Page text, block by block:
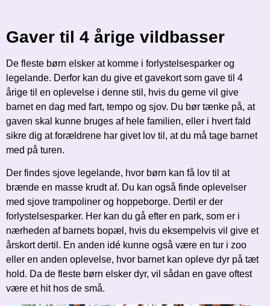
Gaver til 4 årige vildbasser
De fleste børn elsker at komme i forlystelsesparker og
legelande. Derfor kan du give et gavekort som gave til 4
årige til en oplevelse i denne stil, hvis du gerne vil give
barnet en dag med fart, tempo og sjov. Du bør tænke på, at
gaven skal kunne bruges af hele familien, eller i hvert fald
sikre dig at forældrene har givet lov til, at du må tage barnet
med på turen.
Der findes sjove legelande, hvor børn kan få lov til at
brænde en masse krudt af. Du kan også finde oplevelser
med sjove trampoliner og hoppeborge. Dertil er der
forlystelsesparker. Her kan du gå efter en park, som er i
nærheden af barnets bopæl, hvis du eksempelvis vil give et
årskort dertil. En anden idé kunne også være en tur i zoo
eller en anden oplevelse, hvor barnet kan opleve dyr på tæt
hold. Da de fleste børn elsker dyr, vil sådan en gave oftest
være et hit hos de små.